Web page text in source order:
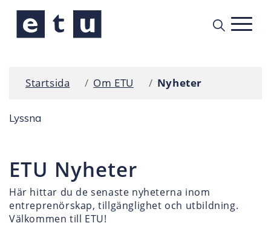
Startsida Om ETU Nyheter
Lyssna
ETU Nyheter
Här hittar du de senaste nyheterna inom
entreprenörskap, tillgänglighet och utbildning.
Välkommen till ETU!